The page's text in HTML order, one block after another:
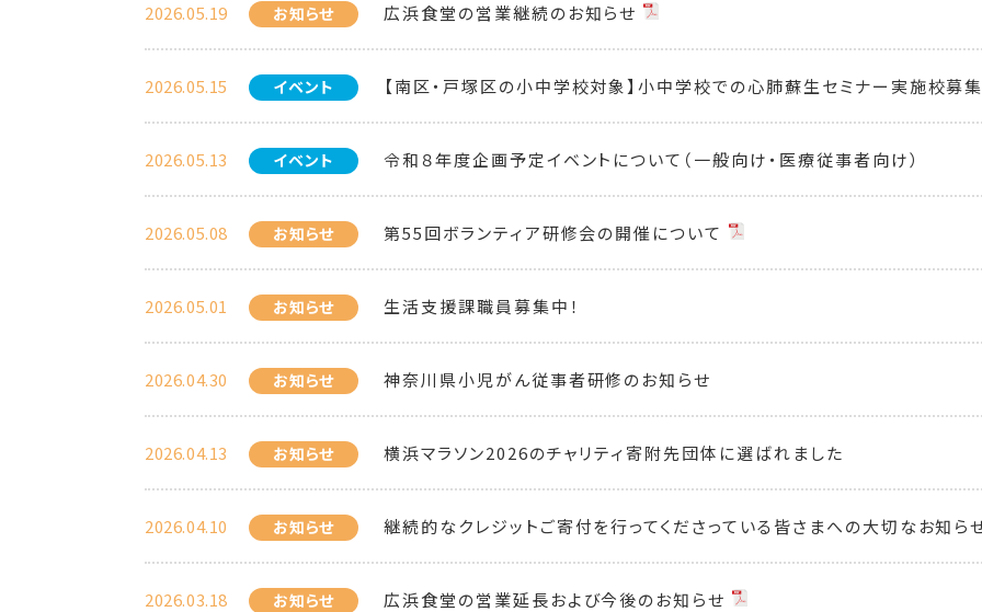
2026.05.19 お知らせ 広浜食堂の営業継続のお知らせ
2026.05.15 イベント 【南区・戸塚区の小中学校対象】小中学校での心肺蘇生セミナー実施校募
2026.05.13 イベント 令和８年度企画予定イベントについて（一般向け・医療従事者向け）
2026.05.08 お知らせ 第55回ボランティア研修会の開催について
2026.05.01 お知らせ 生活支援課職員募集中！
2026.04.30 お知らせ 神奈川県小児がん従事者研修のお知らせ
2026.04.13 お知らせ 横浜マラソン2026のチャリティ寄附先団体に選ばれました
2026.04.10 お知らせ 継続的なクレジットご寄付を行ってくださっている皆さまへの大切なお知ら
2026.03.18 お知らせ 広浜食堂の営業延長および今後のお知らせ